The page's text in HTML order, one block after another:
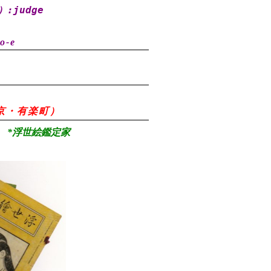
:judge
e
有楽町）
世絵鑑定家